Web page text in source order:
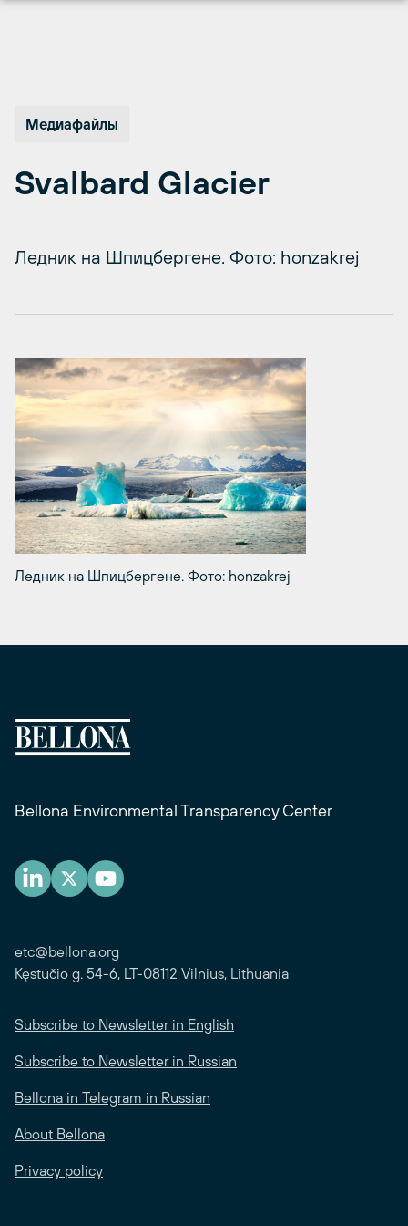
Медиафайлы
Svalbard Glacier
Ледник на Шпицбергене. Фото: honzakrej
Ледник на Шпицбергене. Фото: honzakrej
Bellona Environmental Transparency Center
etc@bellona.org
Kęstučio g. 54-6, LT-08112 Vilnius, Lithuania
Subscribe to Newsletter in English
Subscribe to Newsletter in Russian
Bellona in Telegram in Russian
About Bellona
Privacy policy